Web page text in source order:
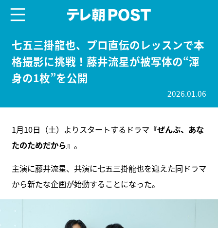
七五三掛龍也、プロ直伝のレッスンで本
格撮影に挑戦！藤井流星が被写体の“渾
身の1枚”を公開
2026.01.06
1月10日（土）よりスタートするドラマ 『ぜんぶ、あな
たのためだから』 。
主演に藤井流星、共演に七五三掛龍也を迎えた同ドラマ
から新たな企画が始動することになった。